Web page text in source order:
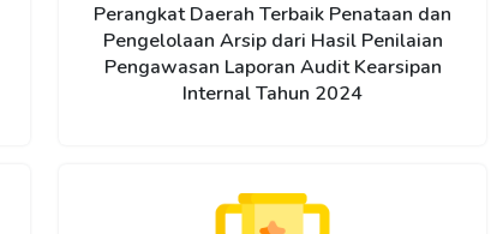
Perangkat Daerah Terbaik Penataan dan
Pengelolaan Arsip dari Hasil Penilaian
Pengawasan Laporan Audit Kearsipan
Internal Tahun 2024